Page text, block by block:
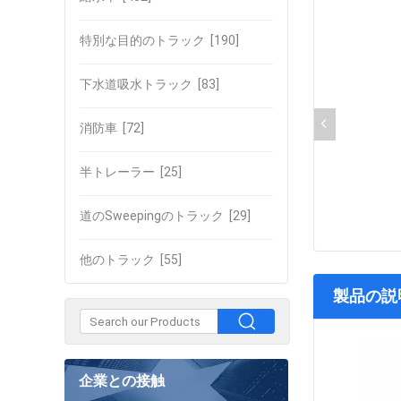
特別な目的のトラック [190]
下水道吸水トラック [83]
消防車 [72]
半トレーラー [25]
道のSweepingのトラック [29]
他のトラック [55]
企業との接触
製品の